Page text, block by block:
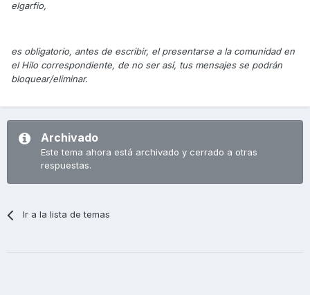
elgarfio,
es obligatorio, antes de escribir, el presentarse a la comunidad en
el Hilo correspondiente, de no ser así, tus mensajes se podrán
bloquear/eliminar.
Archivado
Este tema ahora está archivado y cerrado a otras
respuestas.
Ir a la lista de temas